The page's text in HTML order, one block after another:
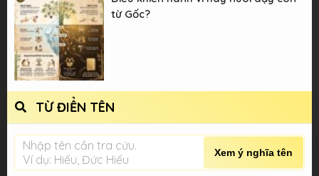
từ Gốc?
TỪ ĐIỂN TÊN
Nhập tên cần tra cứu.
Ví dụ: Hiếu, Đức Hiếu
Xem ý nghĩa tên